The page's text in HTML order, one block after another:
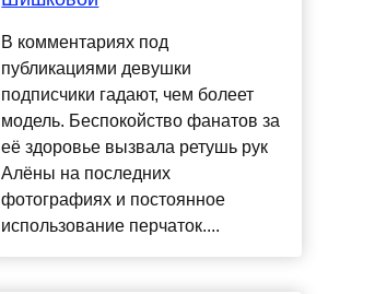
В комментариях под
публикациями девушки
подписчики гадают, чем болеет
модель. Беспокойство фанатов за
её здоровье вызвала ретушь рук
Алёны на последних
фотографиях и постоянное
использование перчаток....